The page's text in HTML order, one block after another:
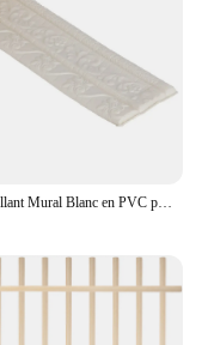
Autocollant Mural Blanc en PVC pour Plinthe, Ligne de Taille, Bordure A/B, Décoration, Garniture de Moulage, 230x8cm